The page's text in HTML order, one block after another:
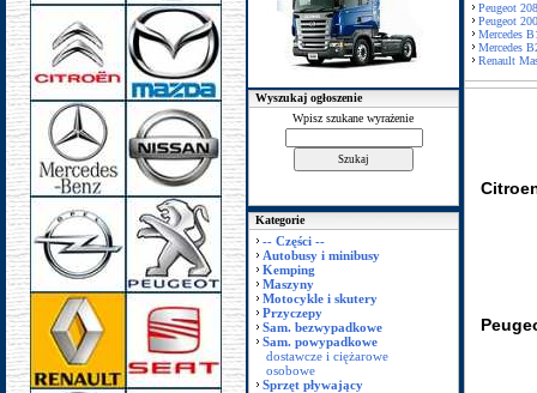
Wyszukaj ogłoszenie
Wpisz szukane wyrażenie
Kategorie
-- Części --
Autobusy i minibusy
Kemping
Maszyny
Motocykle i skutery
Przyczepy
Sam. bezwypadkowe
Sam. powypadkowe
dostawcze i ciężarowe
osobowe
Sprzęt pływający
Peugeot 208
Peugeot
Mercedes
Mercedes
Renault